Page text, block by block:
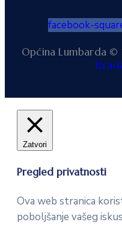
facebook-
Općina Lumbarda ©
Zatvori
Pregled privatnosti
Ova web stranica
poboljšanje vašeg